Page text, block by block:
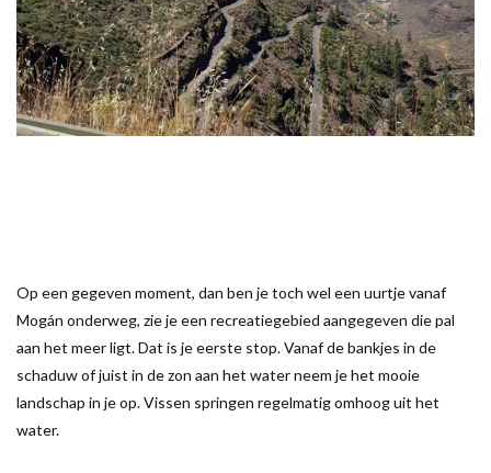
Op een gegeven moment, dan ben je toch wel een uurtje vanaf
Mogán onderweg, zie je een recreatiegebied aangegeven die pal
aan het meer ligt. Dat is je eerste stop. Vanaf de bankjes in de
schaduw of juist in de zon aan het water neem je het mooie
landschap in je op. Vissen springen regelmatig omhoog uit het
water.